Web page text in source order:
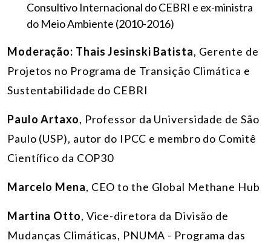
Consultivo Internacional do CEBRI e ex-ministra
do Meio Ambiente (2010-2016)
Moderação: Thais Jesinski Batista, Gerente de
Projetos no Programa de Transição Climática e
Sustentabilidade do CEBRI
Paulo Artaxo, Professor da Universidade de São
Paulo (USP), autor do IPCC e membro do Comitê
Científico da COP30
Marcelo Mena, CEO to the Global Methane Hub
Martina Otto, Vice-diretora da Divisão de
Mudanças Climáticas, PNUMA - Programa das